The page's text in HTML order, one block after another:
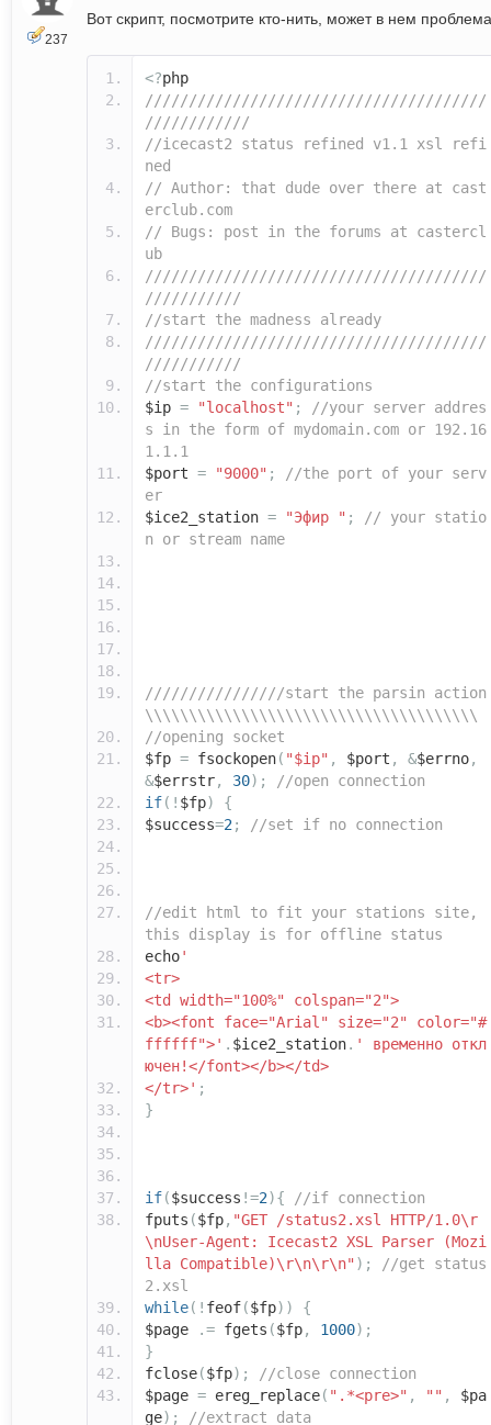
237
Вот скрипт, посмотрите кто-нить, может в нем проблема
<?php
///////////////////////////////////////
////////////
//icecast2 status refined v1.1 xsl refi
ned
// Author: that dude over there at cast
erclub.com
// Bugs: post in the forums at castercl
ub
///////////////////////////////////////
///////////
//start the madness already
///////////////////////////////////////
///////////
//start the configurations
$ip = "localhost" ;
//your server addres
s in the form of mydomain.com or 192.16
1.1.1
$port = "9000" ;
//the port of your serv
er
$ice2_station = "Эфир " ;
// your statio
n or stream name
////////////////start the parsin action
\\\\\\\\\\\\\\\\\\\\\\\\\\\\\\\\\\\\\\
//opening socket
$fp = fsockopen( "$ip" , $port , &$errno,
&$errstr, 30);
//open connection
if(! $fp)
{
$success=2 ; //set if no connection
//edit html to fit your stations site,
this display is for offline status
echo'
<tr>
<td width="100%" colspan="2">
<b><font face="Arial" size="2" color="#
ffffff">' . $ice2_station. ' временно откл
ючен!</font></b></td>
</tr>' ;
}
if($success !=2){
//if connection
fputs ($fp, "GET /status2.xsl HTTP/1.0\r
\nUser-Agent: Icecast2 XSL Parser (Mozi
lla Compatible)\r\n\r\n" );
//get status
2.xsl
while(! feof($fp))
{
$page
.= fgets ($fp, 1000);
}
fclose($fp);
//close connection
$page = ereg_replace( ".*<pre>" , "" ,
$pa
ge); //extract data